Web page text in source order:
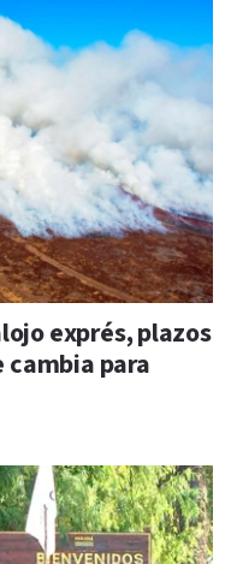
exprés, plazos
cambia para